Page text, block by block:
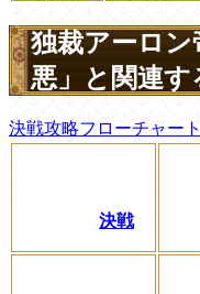
独裁アーロ
悪」と関連す
決戦攻略フローチャート
決戦